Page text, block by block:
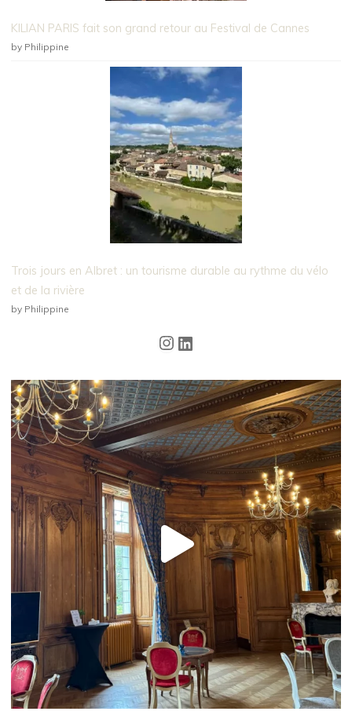
KILIAN PARIS fait son grand retour au Festival de Cannes
by Philippine
Trois jours en Albret : un tourisme durable au rythme du vélo
et de la rivière
by Philippine
Instagram
LinkedIn